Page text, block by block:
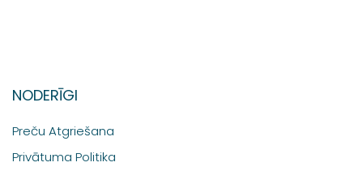
NODERĪGI
Preču Atgriešana
Privātuma Politika